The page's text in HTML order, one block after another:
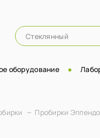
оборудование
Пробирки